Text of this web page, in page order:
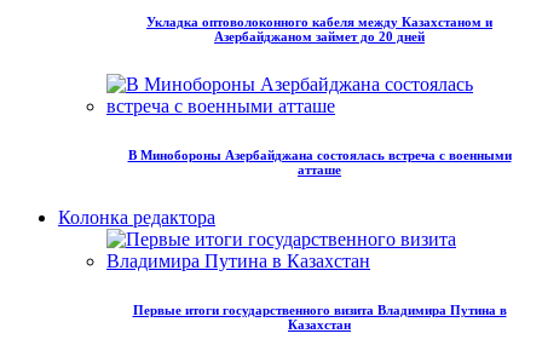
Укладка оптоволоконного кабеля между Казахстаном и
Азербайджаном займет до 20 дней
В Минобороны Азербайджана состоялась встреча с военными
атташе
Колонка редактора
Первые итоги государственного визита Владимира Путина в
Казахстан